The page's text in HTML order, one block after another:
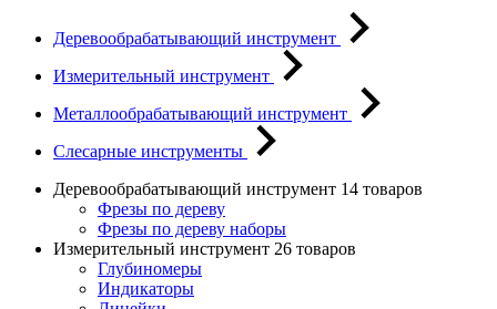
Деревообрабатывающий инструмент
Измерительный инструмент
Металлообрабатывающий инструмент
Слесарные инструменты
Деревообрабатывающий инструмент 14 товаров
Фрезы по дереву
Фрезы по дереву наборы
Измерительный инструмент 26 товаров
Глубиномеры
Индикаторы